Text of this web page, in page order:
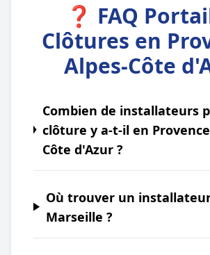
❓ FAQ
Clôtures en
Alpes-Côte
Combien de installateurs
clôture y a-t-il en
Côte d'Azur ?
Où trouver un
Marseille ?